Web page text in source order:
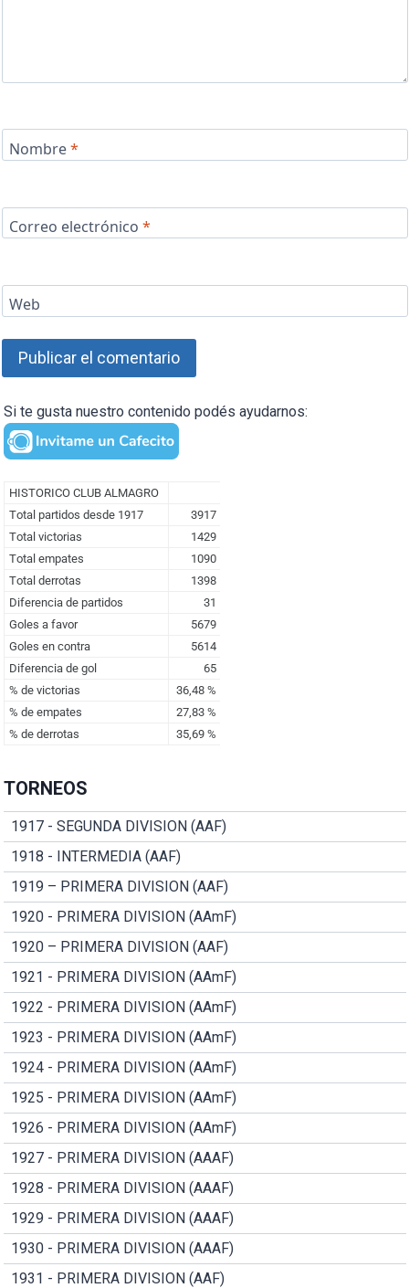
Nombre*
Correo electrónico *
Web
Si te gusta nuestro contenido podés ayudarnos:
TORNEOS
1917 - SEGUNDA DIVISION (AAF)
1918 - INTERMEDIA (AAF)
1919 – PRIMERA DIVISION (AAF)
1920 - PRIMERA DIVISION (AAmF)
1920 – PRIMERA DIVISION (AAF)
1921 - PRIMERA DIVISION (AAmF)
1922 - PRIMERA DIVISION (AAmF)
1923 - PRIMERA DIVISION (AAmF)
1924 - PRIMERA DIVISION (AAmF)
1925 - PRIMERA DIVISION (AAmF)
1926 - PRIMERA DIVISION (AAmF)
1927 - PRIMERA DIVISION (AAAF)
1928 - PRIMERA DIVISION (AAAF)
1929 - PRIMERA DIVISION (AAAF)
1930 - PRIMERA DIVISION (AAAF)
1931 - PRIMERA DIVISION (AAF)